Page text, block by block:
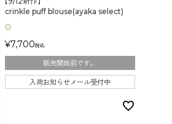
crinkle puff blouse(ayaka select)
¥7,700税込
販売開始前です。
入荷お知らせメール受付中